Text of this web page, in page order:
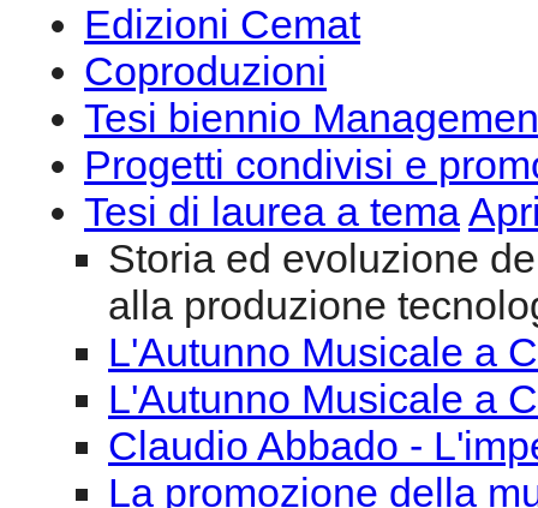
Edizioni Cemat
Coproduzioni
Tesi biennio
Progetti condivisi e
Tesi di laurea a tema
Storia ed evoluzione
alla produzione
L'Autunno Musicale a
L'Autunno Musicale a
Claudio Abbado -
La promozione della